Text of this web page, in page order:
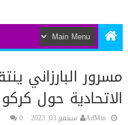
مسرور البارزاني
الاتحادية حول
AdMin سبتمبر 03, 2023 0